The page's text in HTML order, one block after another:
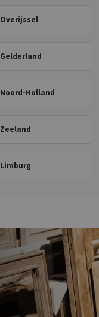
Overijssel
Gelderland
Noord-Holland
Zeeland
Limburg